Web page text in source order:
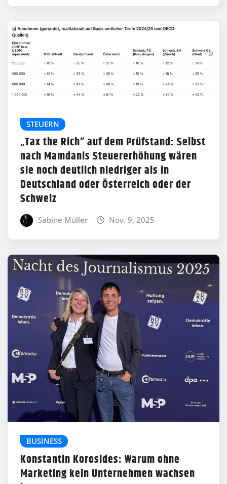
STEUERN
„Tax the Rich“ auf dem Prüfstand: Selbst
nach Mamdanis Steuererhöhung wären
sie noch deutlich niedriger als in
Deutschland oder Österreich oder der
Schweiz
Sabine Müller Nov. 9, 2025
BUSINESS
Konstantin Korosides: Warum ohne
Marketing kein Unternehmen wachsen